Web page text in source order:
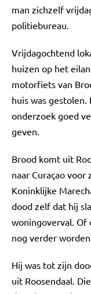
man zichzelf
politiebureau.
Vrijdagochtend
huizen op het
motorfiets van
huis was
onderzoek goed
geven.
Brood komt uit
naar Curaçao
Koninklijke
dood zelf dat hij
woningoverval.
nog verder
Hij was tot zijn
uit Roosendaal.